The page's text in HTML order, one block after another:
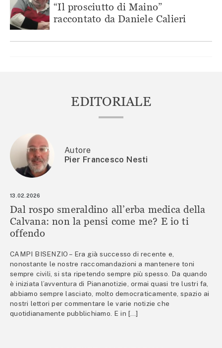
“Il prosciutto di Maino”
raccontato da Daniele Calieri
EDITORIALE
Autore
Pier Francesco Nesti
13.02.2026
Dal rospo smeraldino all’erba medica della
Calvana: non la pensi come me? E io ti
offendo
CAMPI BISENZIO – Era già successo di recente e,
nonostante le nostre raccomandazioni a mantenere toni
sempre civili, si sta ripetendo sempre più spesso. Da quando
è iniziata l’avventura di Piananotizie, ormai quasi tre lustri fa,
abbiamo sempre lasciato, molto democraticamente, spazio ai
nostri lettori per commentare le varie notizie che
quotidianamente pubblichiamo. E in […]